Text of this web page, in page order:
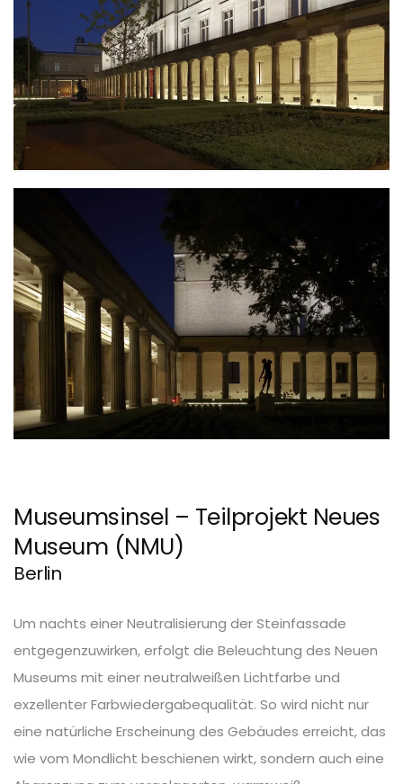
Museumsinsel – Teilprojekt Neues
Museum (NMU)
Berlin
Um nachts einer Neutralisierung der Steinfassade
entgegenzuwirken, erfolgt die Beleuchtung des Neuen
Museums mit einer neutralweißen Lichtfarbe und
exzellenter Farbwiedergabequalität. So wird nicht nur
eine natürliche Erscheinung des Gebäudes erreicht, das
wie vom Mondlicht beschienen wirkt, sondern auch eine